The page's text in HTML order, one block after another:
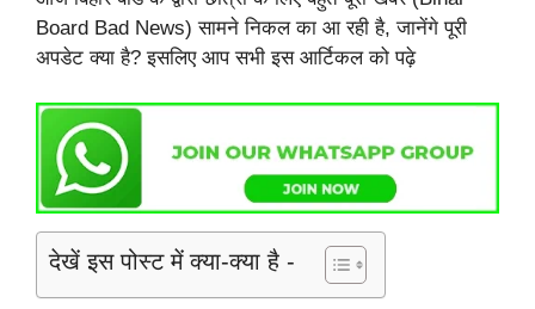
Board Bad News) सामने निकल का आ रही है, जानेंगे पूरी
अपडेट क्या है? इसलिए आप सभी इस आर्टिकल को पढ़े
देखें इस पोस्ट में क्या-क्या है -